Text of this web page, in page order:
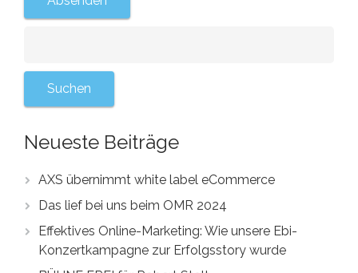
Neueste Beiträge
AXS übernimmt white label eCommerce
Das lief bei uns beim OMR 2024
Effektives Online-Marketing: Wie unsere Ebi-
Konzertkampagne zur Erfolgsstory wurde